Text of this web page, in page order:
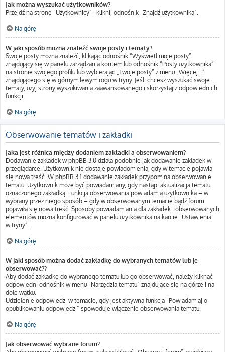
Jak można wyszukać użytkowników?
Przejdź na stronę “Użytkownicy” i kliknij odnośnik “Znajdź użytkownika”.
Na górę
W jaki sposób można znaleźć swoje posty i tematy?
Swoje posty można znaleźć, klikając odnośnik “Wyświetl moje posty”
znajdujący się w panelu zarządzania kontem lub odnośnik “Posty użytkownika”
na stronie swojego profilu lub wybierając „Twoje posty” z menu „Więcej…”
znajdującego się w górnym lewym rogu witryny. Jeśli chcesz wyszukać swoje
tematy, użyj strony wyszukiwania zaawansowanego i skorzystaj z odpowiednich
funkcji.
Na górę
Obserwowanie tematów i zakładki
Jaka jest różnica między dodaniem zakładki a obserwowaniem?
Dodawanie zakładek w phpBB 3.0 działa podobnie jak dodawanie zakładek w
przeglądarce. Użytkownik nie dostaje powiadomienia, gdy w temacie pojawia
się nowa treść. W phpBB 3.1 dodawanie zakładek przypomina obserwowanie
tematu. Użytkownik może być powiadamiany, gdy nastąpi aktualizacja tematu
oznaczonego zakładką. Funkcja obserwowania powiadamia użytkownika – w
wybrany przez niego sposób – gdy w obserwowanym temacie bądź forum
pojawiła się nowa treść. Sposoby powiadamiania dla zakładek i obserwowanych
elementów można konfigurować w panelu użytkownika na karcie „Ustawienia
witryny”.
Na górę
W jaki sposób można dodać zakładkę do wybranych tematów lub je
obserwować??
Aby dodać zakładkę do wybranego tematu lub go obserwować, należy kliknąć
odpowiedni odnośnik w menu “Narzędzia tematu” znajdujące się na górze i na
dole wątku.
Udzielenie odpowiedzi w temacie, gdy jest aktywna funkcja “Powiadamiaj o
opublikowaniu odpowiedzi” spowoduje włączenie obserwowania tematu.
Na górę
Jak obserwować wybrane forum?